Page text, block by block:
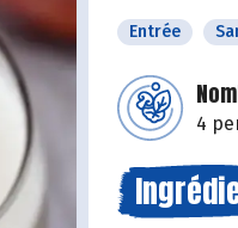
Entrée
4